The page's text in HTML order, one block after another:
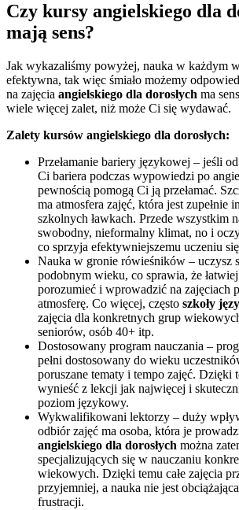
Czy kursy angielskiego dla
mają sens?
Jak wykazaliśmy powyżej, nauka w każdym
efektywna, tak więc śmiało możemy
na zajęcia angielskiego dla dorosłych ma
wiele więcej zalet, niż może Ci się wydawać.
Zalety kursów angielskiego dla dorosłych:
Przełamanie bariery językowej – jeśli
Ci bariera podczas wypowiedzi po
pewnością pomogą Ci ją przełamać.
ma atmosfera zajęć, która jest zupełnie
szkolnych ławkach. Przede wszystkim
swobodny, nieformalny klimat, no i
co sprzyja efektywniejszemu uczeniu
Nauka w gronie rówieśników – uczysz
podobnym wieku, co sprawia, że
porozumieć i wprowadzić na zajęciach
atmosferę. Co więcej, często szkoły
zajęcia dla konkretnych grup
seniorów, osób 40+ itp.
Dostosowany program nauczania –
pełni dostosowany do wieku
poruszane tematy i tempo zajęć. Dzięki
wynieść z lekcji jak najwięcej i
poziom językowy.
Wykwalifikowani lektorzy – duży
odbiór zajęć ma osoba, która je
angielskiego dla dorosłych można
specjalizujących się w nauczaniu
wiekowych. Dzięki temu całe zajęcia
przyjemniej, a nauka nie jest
frustracji.